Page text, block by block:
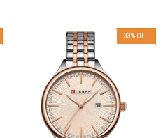
33% OFF